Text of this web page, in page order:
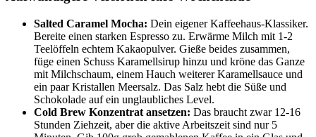
Salted Caramel Mocha: Dein eigener Kaffeehaus-Klassiker.
Bereite einen starken Espresso zu. Erwärme Milch mit 1-2
Teelöffeln echtem Kakaopulver. Gieße beides zusammen,
füge einen Schuss Karamellsirup hinzu und kröne das Ganze
mit Milchschaum, einem Hauch weiterer Karamellsauce und
ein paar Kristallen Meersalz. Das Salz hebt die Süße und
Schokolade auf ein unglaubliches Level.
Cold Brew Konzentrat ansetzen: Das braucht zwar 12-16
Stunden Ziehzeit, aber die aktive Arbeitszeit sind nur 5